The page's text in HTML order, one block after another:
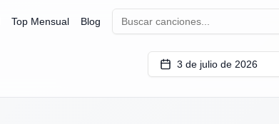
Top Mensual Blog
3 de julio de 2026